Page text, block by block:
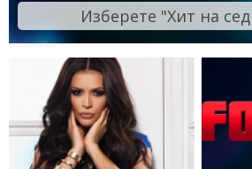
Изберете "Хит на